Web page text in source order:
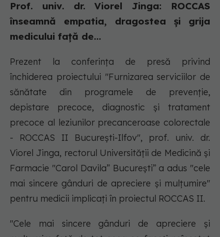
Prof. univ. dr. Viorel Jinga: ROCCAS
înseamnă empatia, dragostea și grija
medicului față de...
Prezent la conferința de presă privind
închiderea proiectului "Furnizarea serviciilor de
sănătate din programele de prevenţie,
depistare precoce, diagnostic şi tratament
precoce al leziunilor precanceroase colorectale
- ROCCAS II București-Ilfov", prof. univ. dr.
Viorel Jinga, rectorul Universității de Medicină și
Farmacie "Carol Davila” București” a adus "cele
mai sincere gânduri de apreciere și mulțumire"
pentru medicii implicați în proiectul ROCCAS II.
"Cele mai sincere gânduri de apreciere și